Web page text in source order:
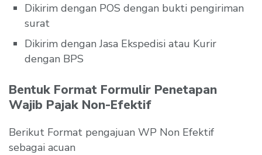
Dikirim dengan POS dengan bukti pengiriman
surat
Dikirim dengan Jasa Ekspedisi atau Kurir
dengan BPS
Bentuk Format Formulir Penetapan
Wajib Pajak Non-Efektif
Berikut Format pengajuan WP Non Efektif
sebagai acuan